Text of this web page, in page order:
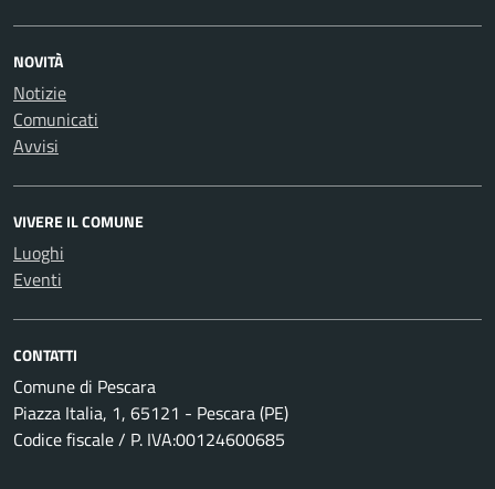
NOVITÀ
Notizie
Comunicati
Avvisi
VIVERE IL COMUNE
Luoghi
Eventi
CONTATTI
Comune di Pescara
Piazza Italia, 1, 65121 - Pescara (PE)
Codice fiscale / P. IVA:00124600685